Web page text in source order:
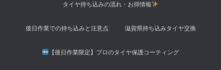
タイヤ持ち込みの流れ・お得情報
後日作業での持ち込みと注意点 滋賀県持ち込みタイヤ交換
【後日作業限定】プロのタイヤ保護コーティング